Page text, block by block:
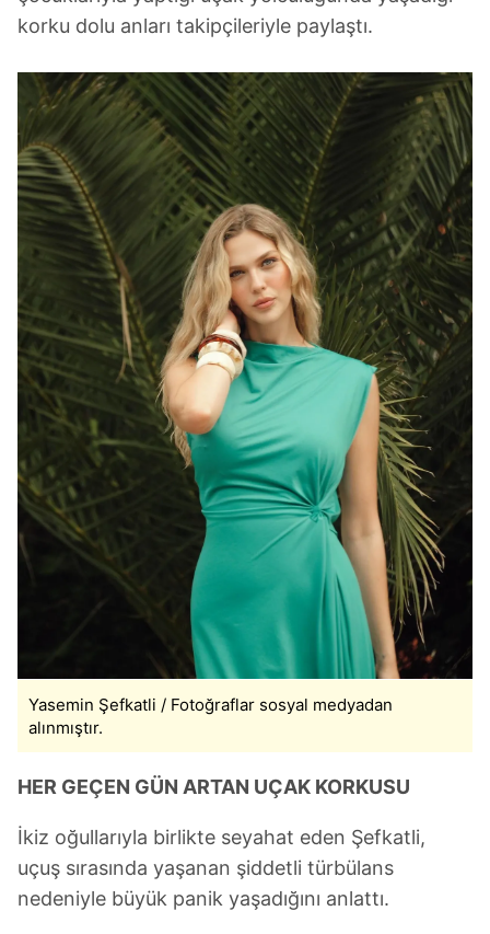
korku dolu anları takipçileriyle paylaştı.
Yasemin Şefkatli / Fotoğraflar sosyal medyadan
alınmıştır.
HER GEÇEN GÜN ARTAN UÇAK KORKUSU
İkiz oğullarıyla birlikte seyahat eden Şefkatli,
uçuş sırasında yaşanan şiddetli türbülans
nedeniyle büyük panik yaşadığını anlattı.